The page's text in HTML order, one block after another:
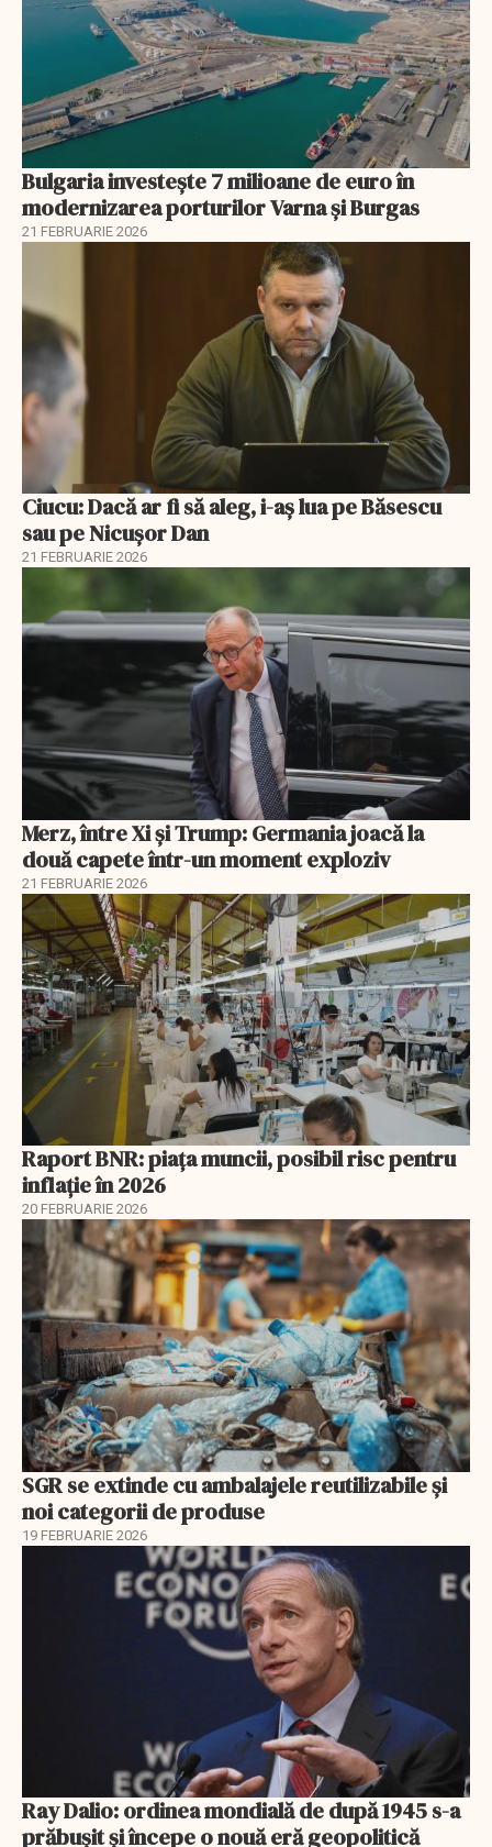
Bulgaria investește 7 milioane de euro în
modernizarea porturilor Varna și Burgas
21 FEBRUARIE 2026
Ciucu: Dacă ar fi să aleg, i-aș lua pe Băsescu
sau pe Nicușor Dan
21 FEBRUARIE 2026
Merz, între Xi și Trump: Germania joacă la
două capete într-un moment exploziv
21 FEBRUARIE 2026
Raport BNR: piața muncii, posibil risc pentru
inflație în 2026
20 FEBRUARIE 2026
SGR se extinde cu ambalajele reutilizabile și
noi categorii de produse
19 FEBRUARIE 2026
Ray Dalio: ordinea mondială de după 1945 s-a
prăbușit și începe o nouă eră geopolitică